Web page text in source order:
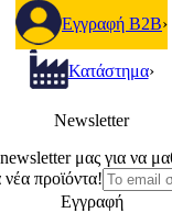
Εγγραφή B2B›
Κατάστημα›
Newsletter
μας για να
προϊόντα!
Εγγραφή